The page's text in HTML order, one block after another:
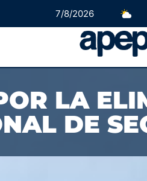
7/8/2026
LA
DE